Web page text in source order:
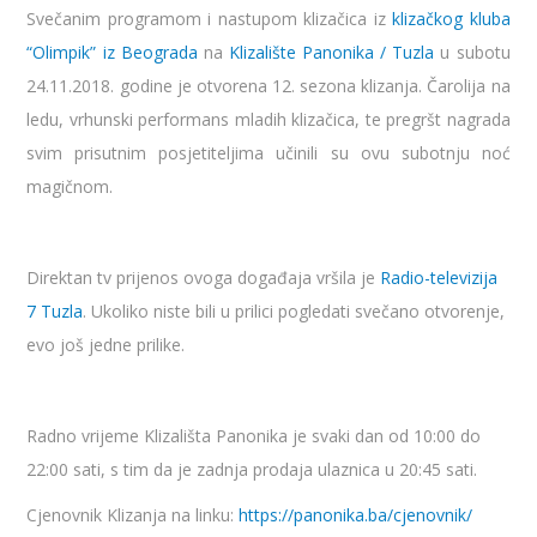
Svečanim programom i nastupom klizačica izklizačkog kluba
“Olimpik” iz Beograda na Klizalište Panonika / Tuzla u subotu
24.11.2018. godine je otvorena 12. sezona klizanja. Čarolija na
ledu, vrhunski performans mladih klizačica, te pregršt nagrada
svim prisutnim posjetiteljima učinili su ovu subotnju noć
magičnom.
Direktan tv prijenos ovoga događaja vršila je Radio-televizija
7 Tuzla. Ukoliko niste bili u prilici pogledati svečano otvorenje,
evo još jedne prilike.
Radno vrijeme Klizališta Panonika je svaki dan od 10:00 do
22:00 sati, s tim da je zadnja prodaja ulaznica u 20:45 sati.
Cjenovnik Klizanja na linku:https://panonika.ba/cjenovnik/